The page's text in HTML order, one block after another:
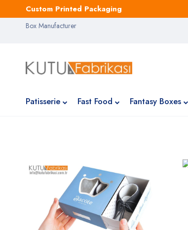
Custom Printed Packaging
Box Manufacturer
Patisserie Fast Food Fantasy Boxes